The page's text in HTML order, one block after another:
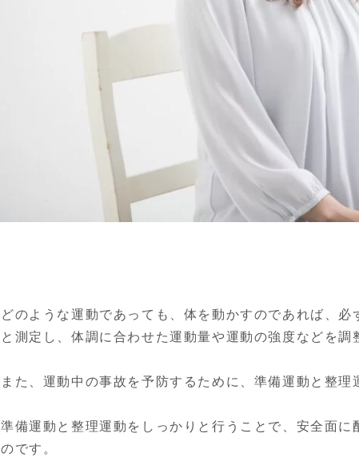
どのような運動であっても、体を動かすのであれば、
と測定し、体調に合わせた運動量や運動の強度などを調
また、運動中の事故を予防するために、準備運動と整理
準備運動と整理運動をしっかりと行うことで、安全面
のです。